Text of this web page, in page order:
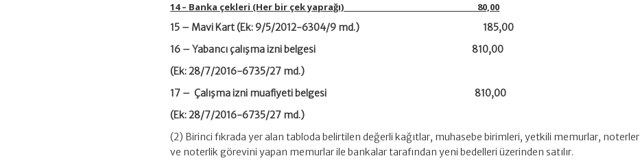
14 – Banka çekleri (Her bir çek yaprağı) 80,00
15 – Mavi Kart (Ek: 9/5/2012-6304/9 md.) 185,00
16 – Yabancı çalışma izni belgesi 810,00
(Ek: 28/7/2016-6735/27 md.)
17 – Çalışma izni muafiyeti belgesi 810,00
(Ek: 28/7/2016-6735/27 md.)
(2) Birinci fıkrada yer alan tabloda belirtilen değerli kağıtlar, muhasebe birimleri, yetkili memurlar, noterler
ve noterlik görevini yapan memurlar ile bankalar tarafından yeni bedelleri üzerinden satılır.